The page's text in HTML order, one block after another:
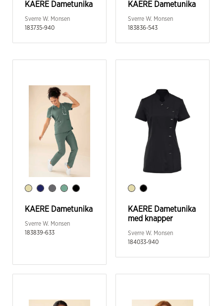
KAERE Dametunika
Sverre W. Monsen
183735-940
KAERE Dametunika
Sverre W. Monsen
183836-543
KAERE Dametunika
Sverre W. Monsen
183839-633
KAERE Dametunika
med knapper
Sverre W. Monsen
184033-940